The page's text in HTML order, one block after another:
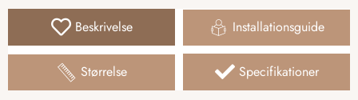
Beskrivelse
Størrelse
Installationsguide
Specifikationer